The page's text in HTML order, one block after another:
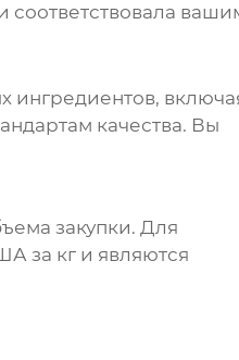
соответствовала
ингредиентов,
качества. Вы
закупки. Для
за кг и являются